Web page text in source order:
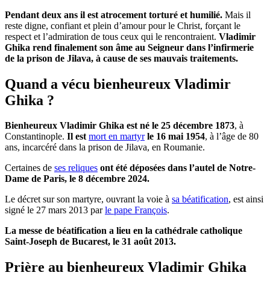
Pendant deux ans il est atrocement torturé et humilié. Mais il
reste digne, confiant et plein d’amour pour le Christ, forçant le
respect et l’admiration de tous ceux qui le rencontraient. Vladimir
Ghika rend finalement son âme au Seigneur dans l’infirmerie
de la prison de Jilava, à cause de ses mauvais traitements.
Quand a vécu bienheureux Vladimir
Ghika ?
Bienheureux Vladimir Ghika est né le 25 décembre 1873, à
Constantinople. Il estmort en martyrle 16 mai 1954, à l’âge de 80
ans, incarcéré dans la prison de Jilava, en Roumanie.
Certaines de ses reliques ont été déposées dans l’autel de Notre-
Dame de Paris, le 8 décembre 2024.
Le décret sur son martyre, ouvrant la voie à sa béatification, est ainsi
signé le 27 mars 2013 parle pape François.
La messe de béatification a lieu en la cathédrale catholique
Saint-Joseph de Bucarest, le 31 août 2013.
Prière au bienheureux Vladimir Ghika